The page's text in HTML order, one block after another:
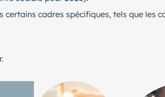
cadres spécifiques, tels que les